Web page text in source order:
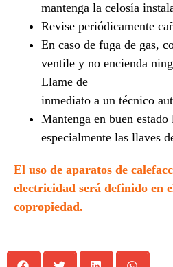
mantenga la celosía
Revise periódicamente
En caso de fuga de gas,
ventile y no encienda
Llame de
inmediato a un técnico
Mantenga en buen estado
especialmente las llaves
El uso de aparatos de
electricidad será definido en
copropiedad.